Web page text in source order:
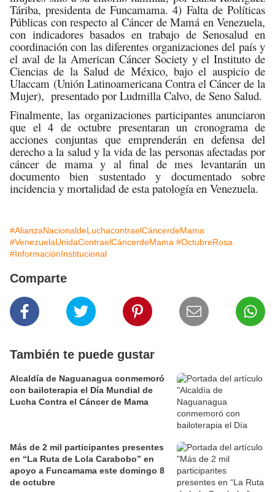
Táriba, presidenta de Funcamama. 4) Falta de Políticas
Públicas con respecto al Cáncer de Mamá en Venezuela,
con indicadores basados en trabajo de Senosalud en
coordinación con las diferentes organizaciones del país y
el aval de la American Cáncer Society y el Instituto de
Ciencias de la Salud de México, bajo el auspicio de
Ulaccam (Unión Latinoamericana Contra el Cáncer de la
Mujer), presentado por Ludmilla Calvo, de Seno Salud.
Finalmente, las organizaciones participantes anunciaron
que el 4 de octubre presentaran un cronograma de
acciones conjuntas que emprenderán en defensa del
derecho a la salud y la vida de las personas afectadas por
cáncer de mama y al final de mes levantarán un
documento bien sustentado y documentado sobre
incidencia y mortalidad de esta patología en Venezuela.
#AlianzaNacionaldeLuchacontraelCáncerdeMama
#VenezuelaUnidaContraelCáncerdeMama #OctubreRosa
#InformaciónInstitucional
Comparte
También te puede gustar
Alcaldía de Naguanagua conmemoró
con bailoterapia el Día Mundial de
Lucha Contra el Cáncer de Mama
Más de 2 mil participantes presentes
en “La Ruta de Lola Carabobo” en
apoyo a Funcamama este domingo 8
de octubre